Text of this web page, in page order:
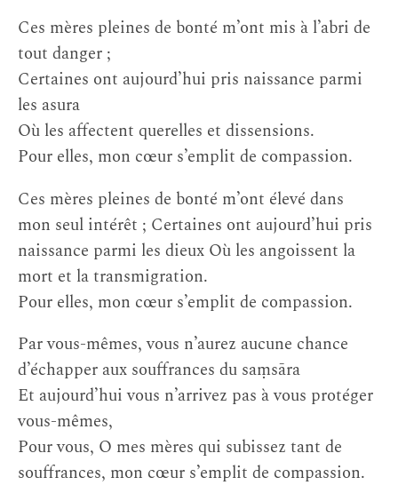
Ces mères pleines de bonté m’ont mis à l’abri de
tout danger ;
Certaines ont aujourd’hui pris naissance parmi
les asura
Où les affectent querelles et dissensions.
Pour elles, mon cœur s’emplit de compassion.
Ces mères pleines de bonté m’ont élevé dans
mon seul intérêt ; Certaines ont aujourd’hui pris
naissance parmi les dieux Où les angoissent la
mort et la transmigration.
Pour elles, mon cœur s’emplit de compassion.
Par vous-mêmes, vous n’aurez aucune chance
d’échapper aux souffrances du saṃsāra
Et aujourd’hui vous n’arrivez pas à vous protéger
vous-mêmes,
Pour vous, O mes mères qui subissez tant de
souffrances, mon cœur s’emplit de compassion.